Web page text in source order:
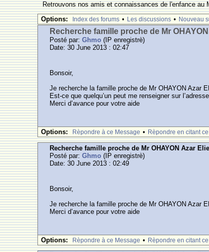
Retrouvons nos amis et connaissances de l'enfance au
Options: Index des forums • Les discussions • Nouveau
Recherche famille proche de Mr
Posté par:Ghmo (IP enregistrè)
Date: 30 June 2013 : 02:47
Bonsoir,
Je recherche la famille proche de Mr OHAYON Azar
Est-ce que quelqu’un peut me renseigner sur
Merci d’avance pour votre aide
Options: Rèpondre à ce Message • Rèpondre en citant
Recherche famille proche de Mr OHAYON Azar Elie
Posté par:Ghmo (IP enregistrè)
Date: 30 June 2013 : 02:49
Bonsoir,
Je recherche la famille proche de Mr OHAYON Azar
Merci d’avance pour votre aide
Options: Rèpondre à ce Message • Rèpondre en citant